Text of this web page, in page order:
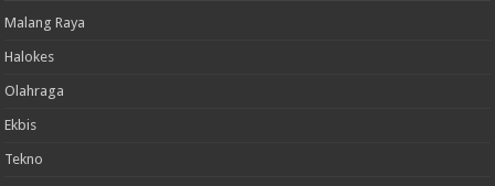
Malang Raya
Halokes
Olahraga
Ekbis
Tekno